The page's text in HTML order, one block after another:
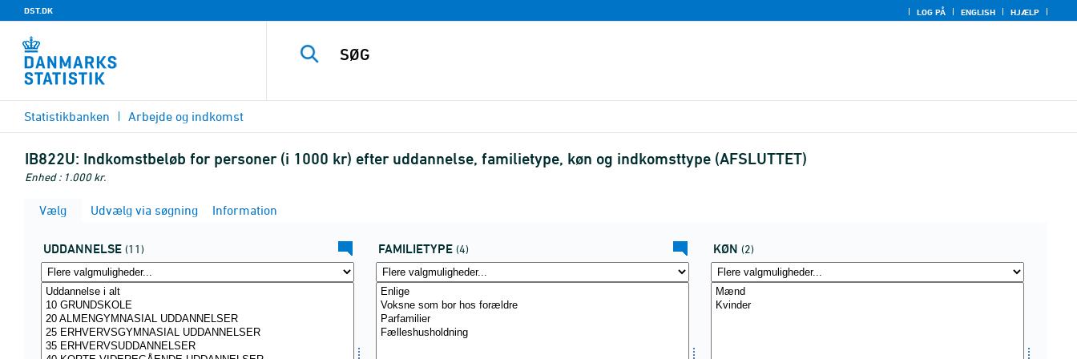
DST.DK LOG PÅ ENGLISH HJÆLP
Statistikbanken Arbejde og indkomst
IB822U: Indkomstbeløb for personer (i 1000 kr) efter uddannelse, familietype, køn og indkomsttype (AFSLUTTET)
Enhed : 1.000 kr.
Vælg Udvælg via søgning Information
UDDANNELSE (11) FAMILIETYPE (4) KØN (2)